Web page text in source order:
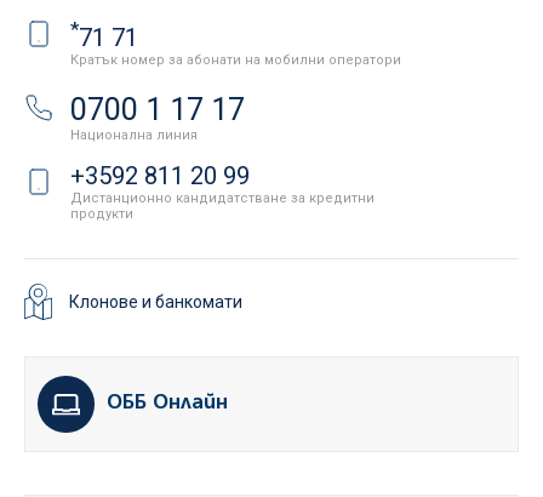
*71 71
Кратък номер за абонати на мобилни оператори
0700 1 17 17
Национална линия
+3592 811 20 99
Дистанционно кандидатстване за кредитни
продукти
Клонове и банкомати
ОББ Онлайн